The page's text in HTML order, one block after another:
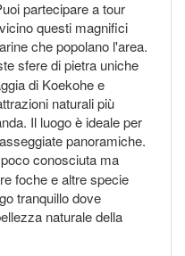
partecipare a tour
questi magnifici
che popolano l'area.
sfere di pietra uniche
di Koekohe e
naturali più
Il luogo è ideale per
panoramiche.
conosciuta ma
foche e altre specie
tranquillo dove
naturale della